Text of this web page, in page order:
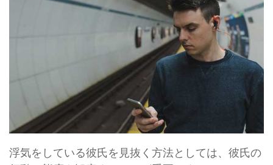
浮気をしている彼氏を見抜く方法としては、彼氏の